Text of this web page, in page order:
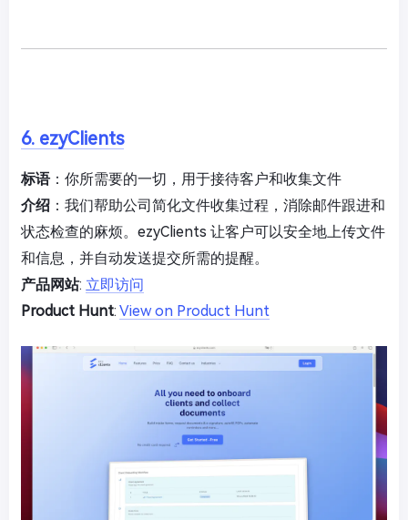
6. ezyClients
标语：你所需要的一切，用于接待客户和收集文件
介绍 ：我们帮助公司简化文件收集过程，消除邮件跟进和
状态检查的麻烦。ezyClients 让客户可以安全地上传文件
和信息，并自动发送提交所需的提醒。
产品网站: 立即访问
Product Hunt: View on Product Hunt